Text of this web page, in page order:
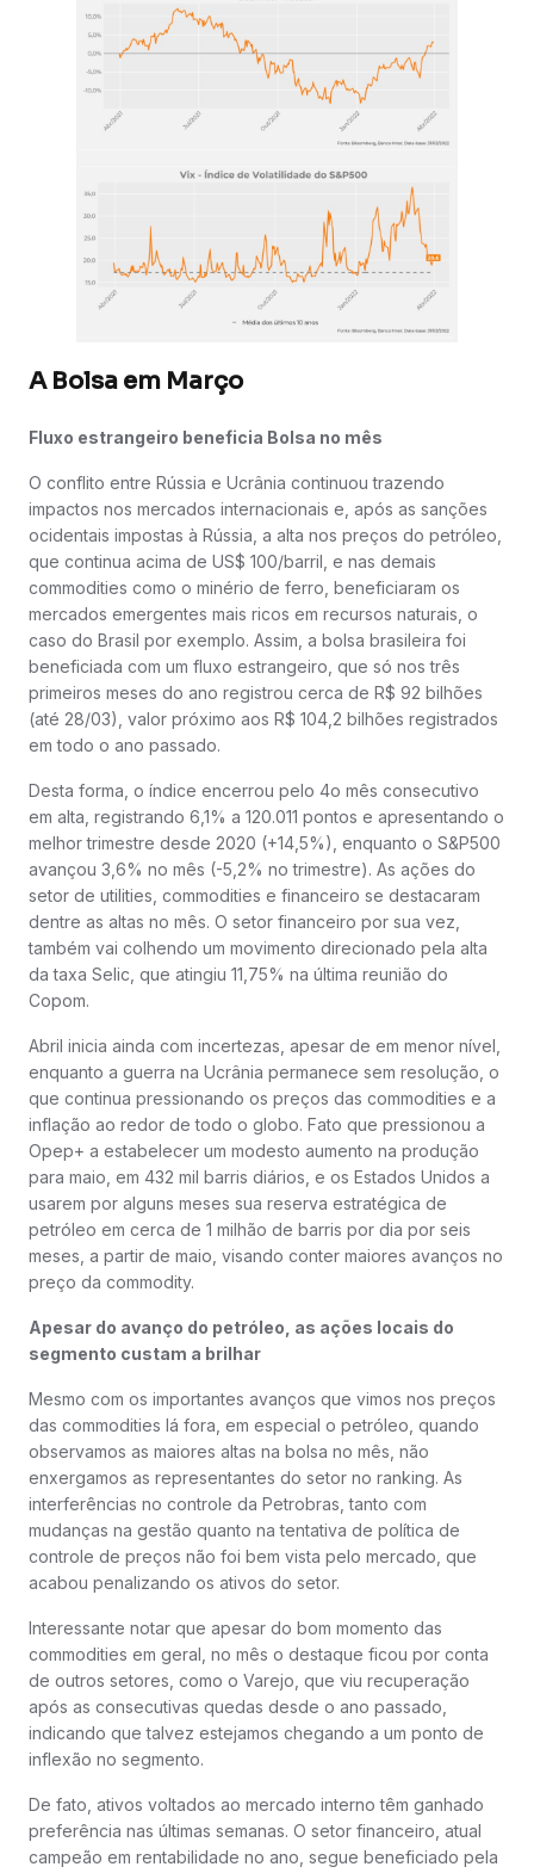
A Bolsa em Março
Fluxo estrangeiro beneficia Bolsa no mês
O conflito entre Rússia e Ucrânia continuou trazendo
impactos nos mercados internacionais e, após as sanções
ocidentais impostas à Rússia, a alta nos preços do petróleo,
que continua acima de US$ 100/barril, e nas demais
commodities como o minério de ferro, beneficiaram os
mercados emergentes mais ricos em recursos naturais, o
caso do Brasil por exemplo. Assim, a bolsa brasileira foi
beneficiada com um fluxo estrangeiro, que só nos três
primeiros meses do ano registrou cerca de R$ 92 bilhões
(até 28/03), valor próximo aos R$ 104,2 bilhões registrados
em todo o ano passado.
Desta forma, o índice encerrou pelo 4o mês consecutivo
em alta, registrando 6,1% a 120.011 pontos e apresentando o
melhor trimestre desde 2020 (+14,5%), enquanto o S&P500
avançou 3,6% no mês (-5,2% no trimestre). As ações do
setor de utilities, commodities e financeiro se destacaram
dentre as altas no mês. O setor financeiro por sua vez,
também vai colhendo um movimento direcionado pela alta
da taxa Selic, que atingiu 11,75% na última reunião do
Copom.
Abril inicia ainda com incertezas, apesar de em menor nível,
enquanto a guerra na Ucrânia permanece sem resolução, o
que continua pressionando os preços das commodities e a
inflação ao redor de todo o globo. Fato que pressionou a
Opep+ a estabelecer um modesto aumento na produção
para maio, em 432 mil barris diários, e os Estados Unidos a
usarem por alguns meses sua reserva estratégica de
petróleo em cerca de 1 milhão de barris por dia por seis
meses, a partir de maio, visando conter maiores avanços no
preço da commodity.
Apesar do avanço do petróleo, as ações locais do
segmento custam a brilhar
Mesmo com os importantes avanços que vimos nos preços
das commodities lá fora, em especial o petróleo, quando
observamos as maiores altas na bolsa no mês, não
enxergamos as representantes do setor no ranking. As
interferências no controle da Petrobras, tanto com
mudanças na gestão quanto na tentativa de política de
controle de preços não foi bem vista pelo mercado, que
acabou penalizando os ativos do setor.
Interessante notar que apesar do bom momento das
commodities em geral, no mês o destaque ficou por conta
de outros setores, como o Varejo, que viu recuperação
após as consecutivas quedas desde o ano passado,
indicando que talvez estejamos chegando a um ponto de
inflexão no segmento.
De fato, ativos voltados ao mercado interno têm ganhado
preferência nas últimas semanas. O setor financeiro, atual
campeão em rentabilidade no ano, segue beneficiado pela